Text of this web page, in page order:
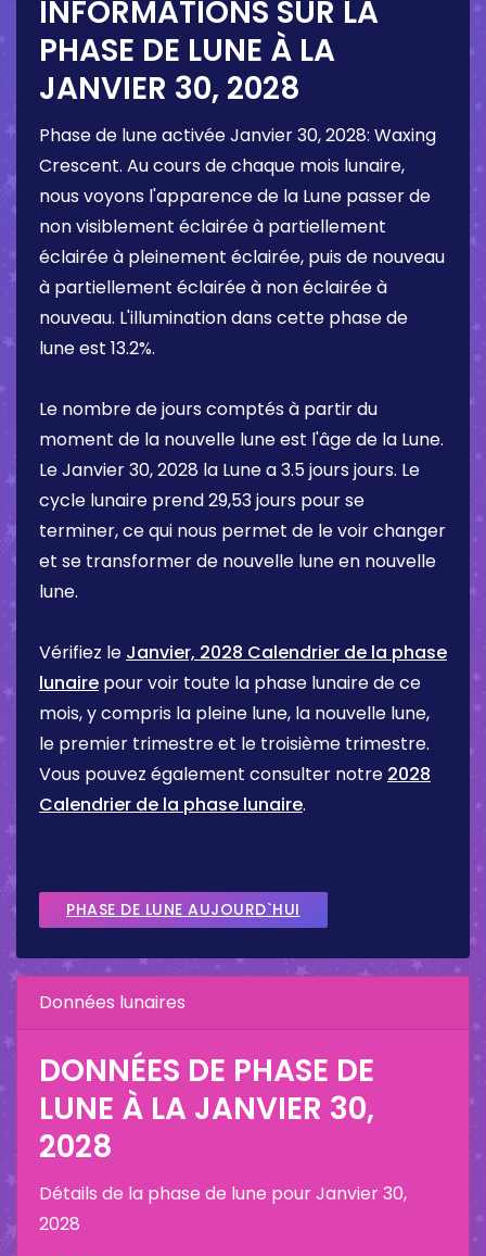
INFORMATIONS SUR LA
PHASE DE LUNE À LA
JANVIER 30, 2028
Phase de lune activéeJanvier 30, 2028: Waxing
Crescent. Au cours de chaque mois lunaire,
nous voyons l'apparence de la Lune passer de
non visiblement éclairée à partiellement
éclairée à pleinement éclairée, puis de nouveau
à partiellement éclairée à non éclairée à
nouveau. L'illumination dans cette phase de
lune est 13.2%.
Le nombre de jours comptés à partir du
moment de la nouvelle lune est l'âge de la Lune.
LeJanvier 30, 2028 la Lune a3.5 jours jours. Le
cycle lunaire prend 29,53 jours pour se
terminer, ce qui nous permet de le voir changer
et se transformer de nouvelle lune en nouvelle
lune.
Vérifiez le Janvier, 2028 Calendrier de la phase
lunaire pour voir toute la phase lunaire de ce
mois, y compris la pleine lune, la nouvelle lune,
le premier trimestre et le troisième trimestre.
Vous pouvez également consulter notre 2028
Calendrier de la phase lunaire.
PHASE DE LUNE AUJOURD`HUI
Données lunaires
DONNÉES DE PHASE DE
LUNE À LA JANVIER 30,
2028
Détails de la phase de lune pourJanvier 30,
2028